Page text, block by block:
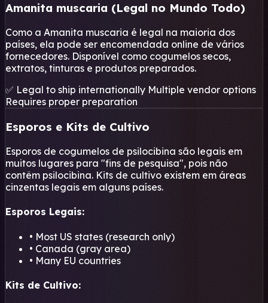
Amanita muscaria (Legal no Mundo Todo)
Como a Amanita muscaria é legal na maioria dos
países, ela pode ser encomendada online de vários
fornecedores. Disponível como cogumelos secos,
extratos, tinturas e produtos preparados.
✅ Legal to ship internationally Multiple vendor options
Requires proper preparation
Esporos e Kits de Cultivo
Esporos de cogumelos de psilocibina são legais em
muitos lugares para "fins de pesquisa", pois não
contêm psilocibina. Kits de cultivo existem em áreas
cinzentas legais em alguns países.
Esporos Legais:
• Most US states (research only)
• Canada (gray area)
• Many EU countries
Kits de Cultivo: